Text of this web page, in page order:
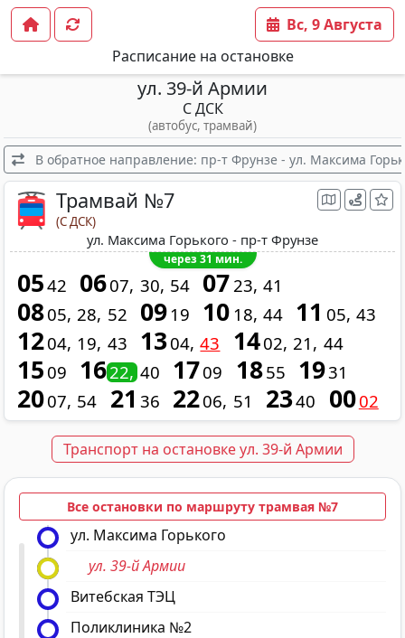
Расписание на остановке
Вс, 9 Августа
ул. 39-й Армии
С ДСК
(автобус, трамвай)
В обратное направление: пр-т Фрунзе - ул. Максима
Трамвай №7
(С ДСК)
ул. Максима Горького - пр-т Фрунзе
через 31 мин.
0542 0607 30 54 0723 41
0805 28 52 09 19 10 18 44 11 05 43
1204 19 43 1304 43 1402 21 44
15 09 1622 40 1709 1855 1931
2007 54 21 36 2206 51 2340 0002
Транспорт на остановке ул. 39-й Армии
Все остановки по маршруту трамвая №7
ул. Максима Горького
ул. 39-й Армии
Витебская ТЭЦ
Поликлиника №2